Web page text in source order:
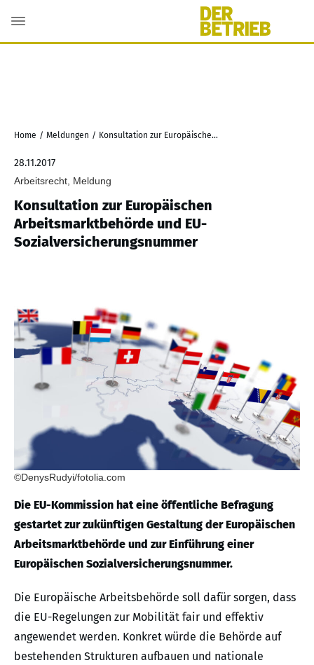
Home / Meldungen / Konsultation zur Europäischen Arbeitsmarktbehörde und EU-Sozialversicherungsnummer
28.11.2017
Arbeitsrecht, Meldung
Konsultation zur Europäischen
Arbeitsmarktbehörde und EU-
Sozialversicherungsnummer
©DenysRudyi/fotolia.com
Die EU-Kommission hat eine öffentliche Befragung
gestartet zur zukünftigen Gestaltung der Europäischen
Arbeitsmarktbehörde und zur Einführung einer
Europäischen Sozialversicherungsnummer.
Die Europäische Arbeitsbehörde soll dafür sorgen, dass
die EU-Regelungen zur Mobilität fair und effektiv
angewendet werden. Konkret würde die Behörde auf
bestehenden Strukturen aufbauen und nationale